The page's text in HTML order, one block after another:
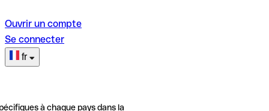
Ouvrir un compte
Se connecter
fr
à chaque pays dans la